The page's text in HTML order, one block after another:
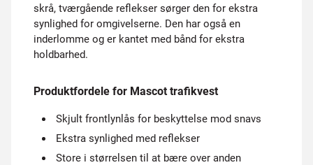
skrå, tværgående reflekser sørger den for ekstra
synlighed for omgivelserne. Den har også en
inderlomme og er kantet med bånd for ekstra
holdbarhed.
Produktfordele for Mascot trafikvest
Skjult frontlynlås for beskyttelse mod snavs
Ekstra synlighed med reflekser
Store i størrelsen til at bære over anden